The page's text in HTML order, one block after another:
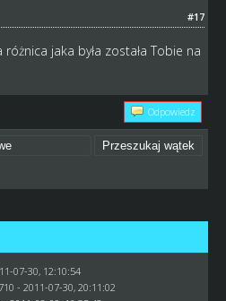
#17
jaka była została Tobie na
Odpowiedz
07-30, 12:10:54
- 2011-07-30, 20:11:02